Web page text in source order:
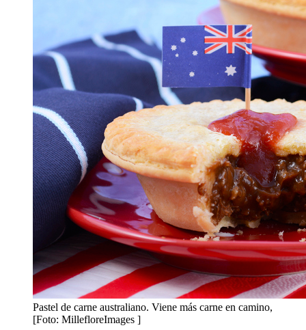
Pastel de carne australiano. Viene más carne en camino,
[Foto: MillefloreImages ]